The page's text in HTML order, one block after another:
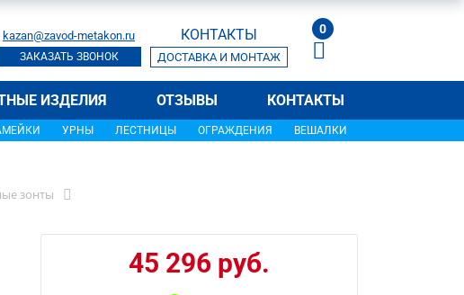
kazan@zavod-metakon.ru
ЗАКАЗАТЬ ЗВОНОК
КОНТАКТЫ
ДОСТАВКА И МОНТАЖ
0
ИЗДЕЛИЯ ОТЗЫВЫ КОНТАКТЫ
УРНЫ ЛЕСТНИЦЫ ОГРАЖДЕНИЯ ВЕШАЛКИ
зонты
45 296 руб.